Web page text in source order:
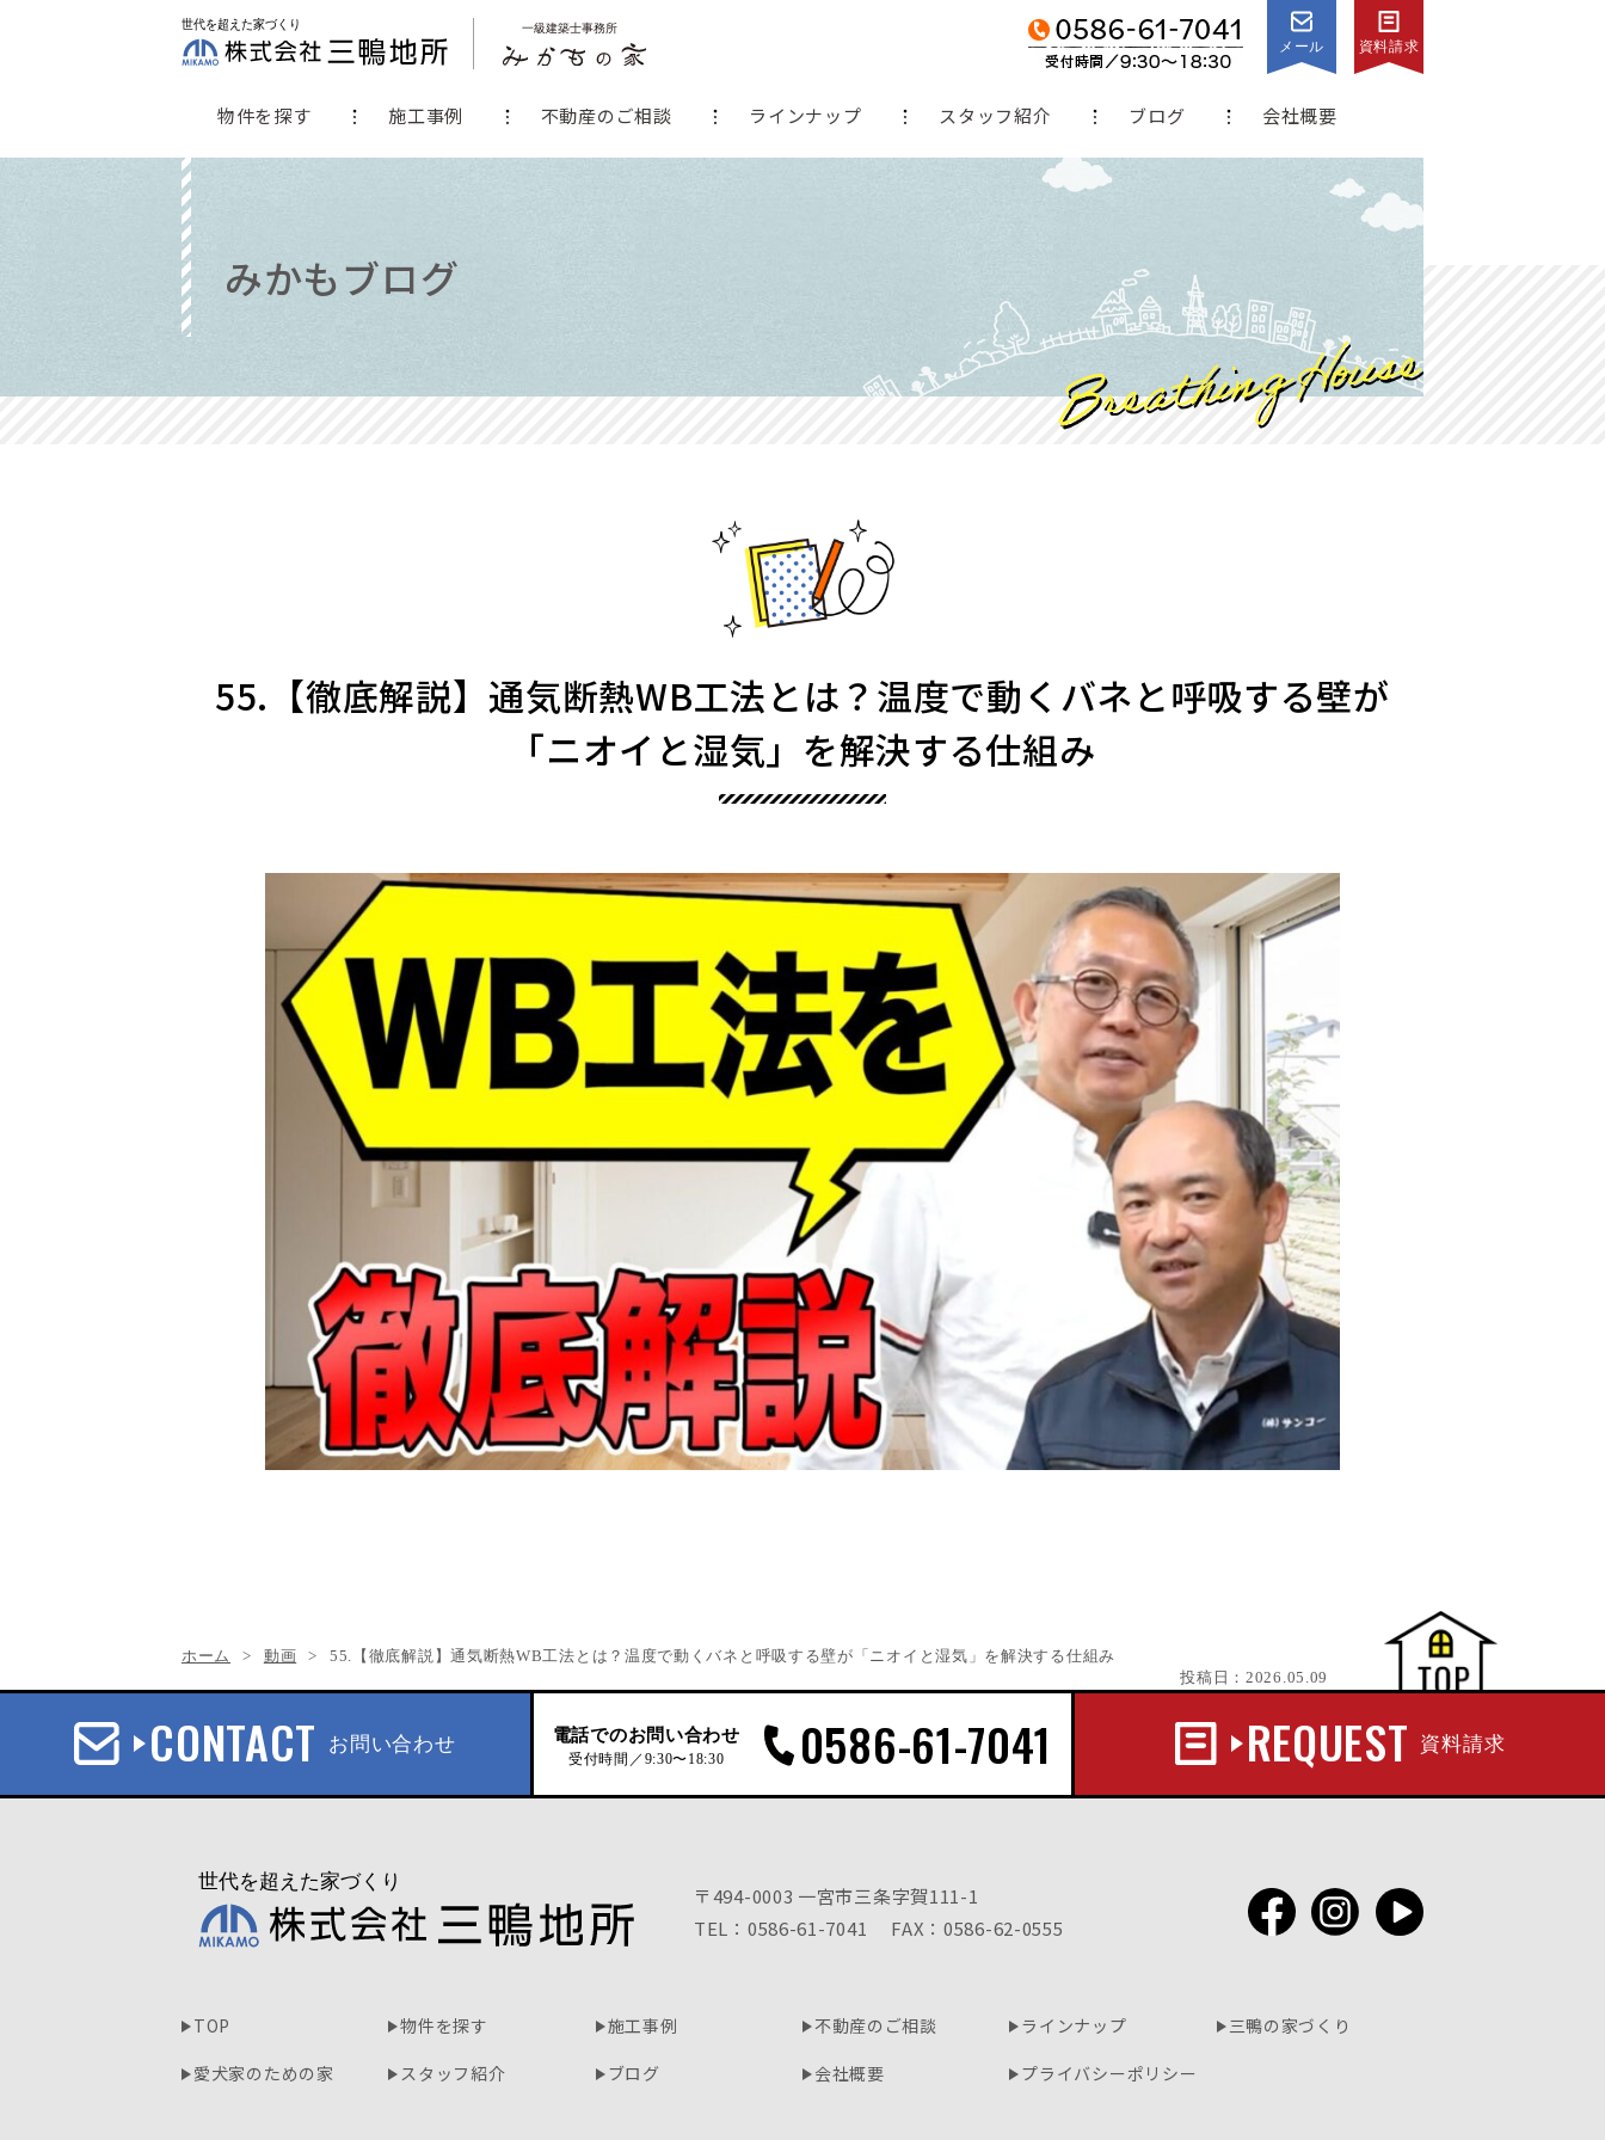
メール 資料請求
物件を探す 施工事例 不動産のご相談 ラインナップ スタッフ紹介 ブログ 会社概要
みかもブログ
55.【徹底解説】通気断熱WB工法とは？温度で動くバネと呼吸する壁が
「ニオイと湿気」を解決する仕組み
投稿日： 2026.05.09
ホーム 動画 55.【徹底解説】通気断熱WB工法とは？温度で動くバネと呼吸する壁が「ニオイと湿気」を解決する仕組み
CONTACT お問い合わせ 電話でのお問い合わせ
受付時間／9:30〜18:30 0586-61-7041 REQUEST 資料請求
〒494-0003 一宮市三条字賀111-1
TEL：0586-61-7041
FAX：0586-62-0555
TOP 物件を探す 施工事例 不動産のご相談 ラインナップ
三鴨の家づくり
愛犬家のための家
スタッフ紹介 ブログ 会社概要 プライバシーポリシー